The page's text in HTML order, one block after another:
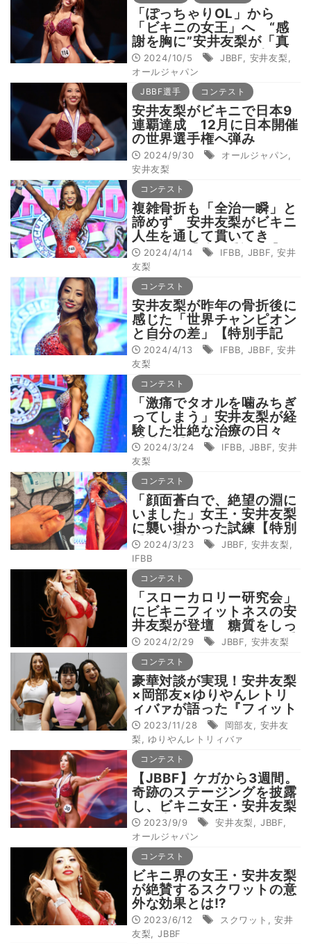
「ぽっちゃりOL」から
「ビキニの女王」へ “感
謝を胸に”安井友梨が「真
のビキニ日本一」を決める
大会へ
2024/10/5 JBBF 安井友梨
オールジャパン
JBBF選手 コンテスト
安井友梨がビキニで日本9
連覇達成 12月に日本開催
の世界選手権へ弾み
2024/9/30 オールジャパン
安井友梨
コンテスト
複雑骨折も「全治一瞬」と
諦めず 安井友梨がビキニ
人生を通して貫いてき
た“信念”【特別手記#4】
2024/4/14 IFBB JBBF ,安井
友梨
コンテスト
安井友梨が昨年の骨折後に
感じた「世界チャンピオン
と自分の差」【特別手記
#3】
2024/4/13 IFBB JBBF ,安井
友梨
コンテスト
「激痛でタオルを噛みちぎ
ってしまう」安井友梨が経
験した壮絶な治療の日々
【特別手記#2】
2024/3/24 IFBB JBBF ,安井
友梨
コンテスト
「顔面蒼白で、絶望の淵に
いました」女王・安井友梨
に襲い掛かった試練【特別
手記#1】
2024/3/23 JBBF 安井友梨
IFBB
コンテスト
「スローカロリー研究会」
にビキニフィットネスの安
井友梨が登壇 糖質をしっ
かり摂りながら半年で体重
20kg落とす驚きの方法と
は？
2024/2/29 JBBF 安井友梨
コンテスト
豪華対談が実現！安井友梨
×岡部友×ゆりやんレトリ
ィバァが語った『フィット
ネスで大切なこと』
=Wellness Tokyo 2023
2023/11/28 岡部友
安井友
梨
ゆりやんレトリィバァ
コンテスト
【JBBF】ケガから3週間。
奇跡のステージングを披露
し、ビキニ女王・安井友梨
が日本一に輝く
2023/9/9 安井友梨 JBBF
オールジャパン
コンテスト
ビキニ界の女王・安井友梨
が絶賛するスクワットの意
外な効果とは!?
2023/6/12 スクワット ,安井
友梨
JBBF